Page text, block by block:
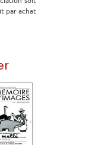
par achat